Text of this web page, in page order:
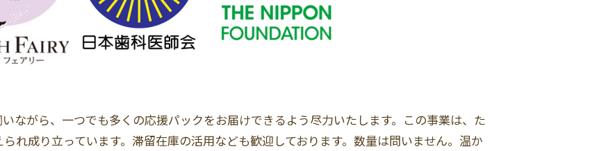
ながら、一つでも多くの応援パックをお届けできるよう尽力いたします。この事業は、た
れ成り立っています。滞留在庫の活用なども歓迎しております。数量は問いません。温か